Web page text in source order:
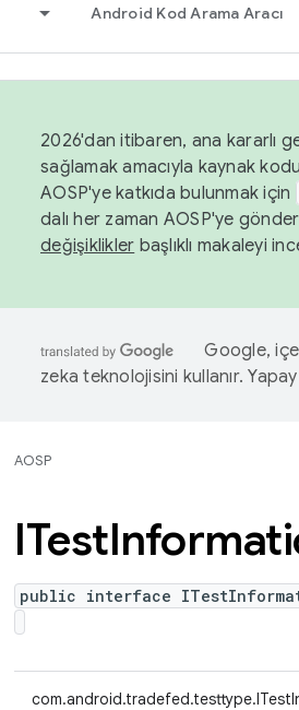
Android Kod Arama Aracı
2026'dan itibaren, ana kararlı
sağlamak amacıyla kaynak
AOSP'ye katkıda bulunmak için
dalı her zaman AOSP'ye
değişiklikler başlıklı makaleyi
Google,
zeka teknolojisini kullanır.
AOSP
ITest
public interface